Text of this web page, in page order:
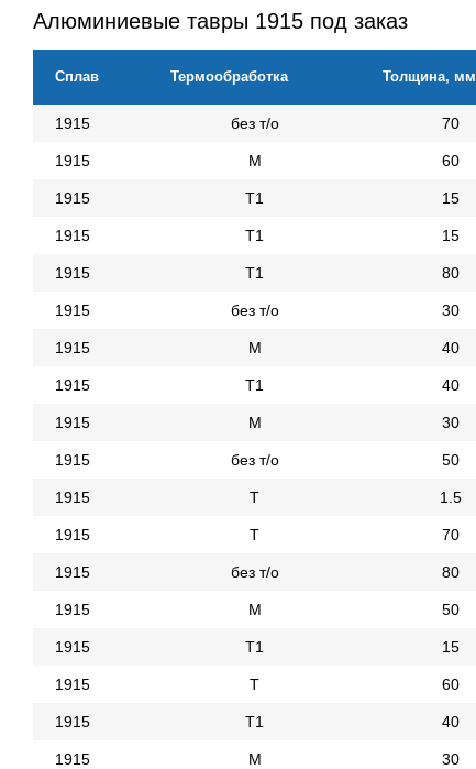
Алюминиевые тавры 1915 под заказ
Сплав Термообработка Толщина, мм
1915 без т/о 70
1915 М 60
1915 Т1 15
1915 Т1 15
1915 Т1 80
1915 без т/о 30
1915 М 40
1915 Т1 40
1915 М 30
1915 без т/о 50
1915 Т 1.5
1915 Т 70
1915 без т/о 80
1915 М 50
1915 Т1 15
1915 Т 60
1915 Т1 40
1915 М 30